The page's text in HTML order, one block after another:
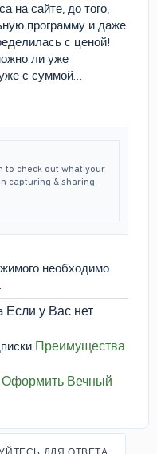
на сайте, до того,
программу и даже
с ценой!
ли уже
с суммой…
to check out what your
capturing & sharing
необходимо
.
Если у Вас нет
Преимущества
Оформить Вечный